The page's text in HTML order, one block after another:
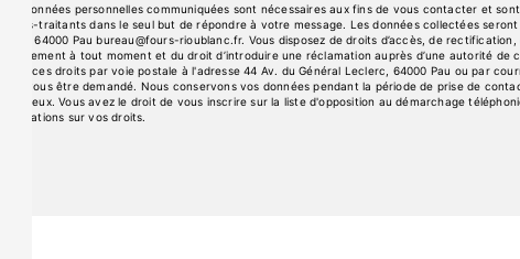
Les données personnelles communiquées sont nécessaires aux fins de vous contacter et
sous-traitants dans le seul but de répondre à votre message. Les données collectées
64000 Pau bureau@fours-rioublanc.fr. Vous disposez de droits d’accès, de
à tout moment et du droit d’introduire une réclamation auprès d’une autorité
ces droits par voie postale à l'adresse 44 Av. du Général Leclerc, 64000 Pau ou par
vous être demandé. Nous conservons vos données pendant la période de prise de
Vous avez le droit de vous inscrire sur la liste d'opposition au démarchage
sur vos droits.